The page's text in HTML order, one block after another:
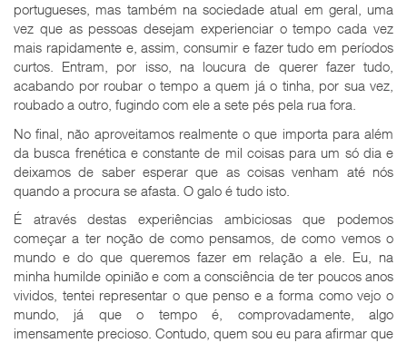
portugueses, mas também na sociedade atual em geral, uma
vez que as pessoas desejam experienciar o tempo cada vez
mais rapidamente e, assim, consumir e fazer tudo em períodos
curtos. Entram, por isso, na loucura de querer fazer tudo,
acabando por roubar o tempo a quem já o tinha, por sua vez,
roubado a outro, fugindo com ele a sete pés pela rua fora.
No final, não aproveitamos realmente o que importa para além
da busca frenética e constante de mil coisas para um só dia e
deixamos de saber esperar que as coisas venham até nós
quando a procura se afasta. O galo é tudo isto.
É através destas experiências ambiciosas que podemos
começar a ter noção de como pensamos, de como vemos o
mundo e do que queremos fazer em relação a ele. Eu, na
minha humilde opinião e com a consciência de ter poucos anos
vividos, tentei representar o que penso e a forma como vejo o
mundo, já que o tempo é, comprovadamente, algo
imensamente precioso. Contudo, quem sou eu para afirmar que